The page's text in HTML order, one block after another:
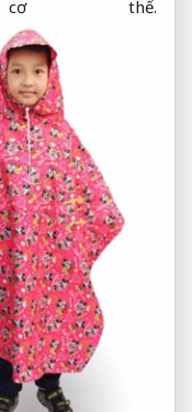
thể.